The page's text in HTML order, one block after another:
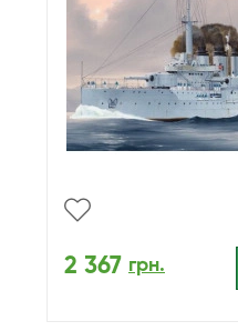
2 367 грн.